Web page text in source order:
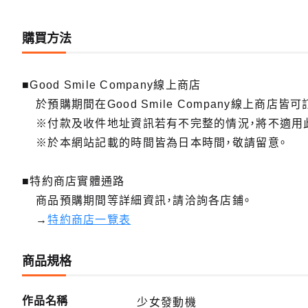
購買方法
■Good Smile Company線上商店
於預購期間在Good Smile Company線上商店皆可訂
※付款及收件地址資訊若有不完整的情況，將不適用
※於本網站記載的時間皆為日本時間，敬請留意。
■特約商店實體通路
商品預購期間等詳細資訊，請洽詢各店鋪。
→特約商店一覽表
商品規格
作品名稱 少女發動機